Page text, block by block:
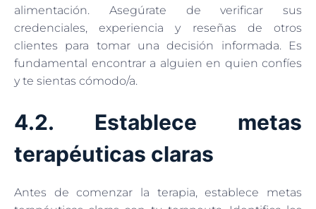
alimentación. Asegúrate de verificar sus
credenciales, experiencia y reseñas de otros
clientes para tomar una decisión informada. Es
fundamental encontrar a alguien en quien confíes
y te sientas cómodo/a.
4.2. Establece metas
terapéuticas claras
Antes de comenzar la terapia, establece metas